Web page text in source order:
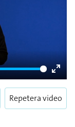
Enter
Repetera video